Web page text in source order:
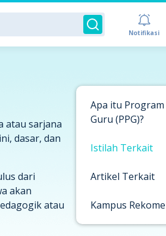
Notifikasi
atau sarjana
dasar, dan
dari
akan
atau
Apa itu
Guru (PPG)?
Istilah Terkait
Artikel Terkait
Kampus